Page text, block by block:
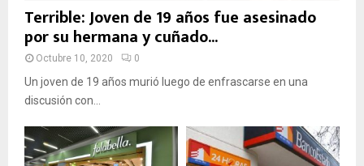
Terrible: Joven de 19 años fue asesinado
por su hermana y cuñado...
Octubre 10, 2020 0
Un joven de 19 años murió luego de enfrascarse en una
discusión con...